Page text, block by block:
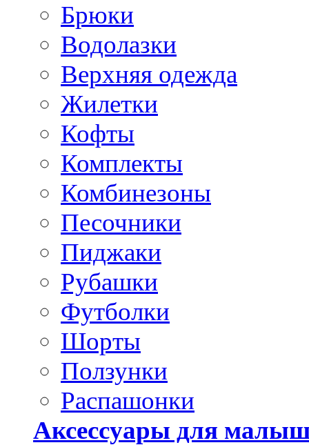
Брюки
Водолазки
Верхняя одежда
Жилетки
Кофты
Комплекты
Комбинезоны
Песочники
Пиджаки
Рубашки
Футболки
Шорты
Ползунки
Распашонки
Аксессуары для